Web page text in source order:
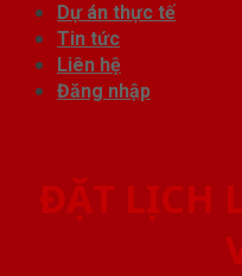
Dự án thực tế
Tin tức
Liên hệ
Đăng nhập
ĐẶT LỊCH